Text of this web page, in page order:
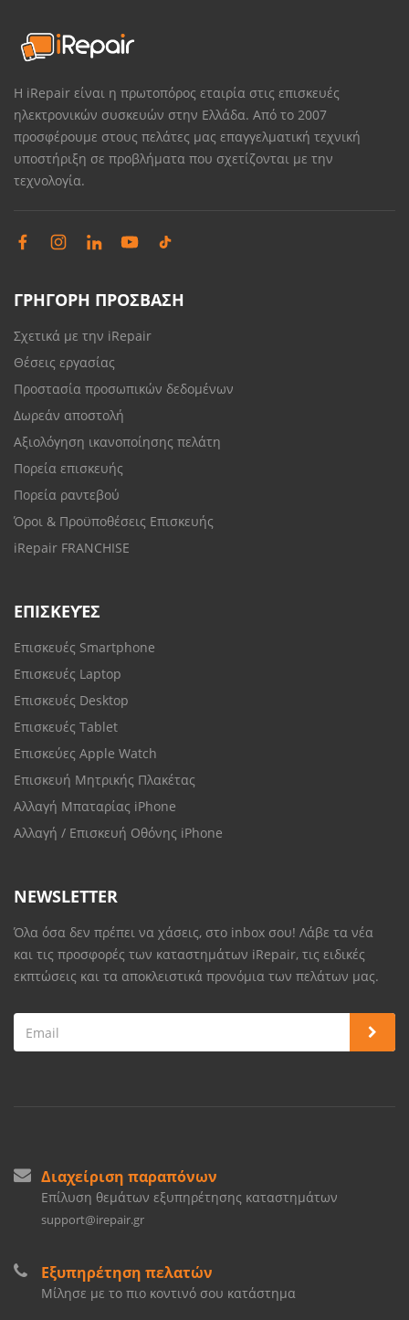
Η iRepair είναι η πρωτοπόρος εταιρία στις επισκευές
ηλεκτρονικών συσκευών στην Ελλάδα. Από το 2007
προσφέρουμε στους πελάτες μας επαγγελματική τεχνική
υποστήριξη σε προβλήματα που σχετίζονται με την
τεχνολογία.
ΓΡΗΓΟΡΗ ΠΡΟΣΒΑΣΗ
Σχετικά με την iRepair
Θέσεις εργασίας
Προστασία προσωπικών δεδομένων
Δωρεάν αποστολή
Αξιολόγηση ικανοποίησης πελάτη
Πορεία επισκευής
Πορεία ραντεβού
Όροι & Προϋποθέσεις Επισκευής
iRepair FRANCHISE
ΕΠΙΣΚΕΥΈΣ
Επισκευές Smartphone
Επισκευές Laptop
Επισκευές Desktop
Επισκευές Tablet
Επισκεύες Apple Watch
Επισκευή Μητρικής Πλακέτας
Αλλαγή Μπαταρίας iPhone
Αλλαγή / Επισκευή Οθόνης iPhone
NEWSLETTER
Όλα όσα δεν πρέπει να χάσεις, στο inbox σου! Λάβε τα νέα
και τις προσφορές των καταστημάτων iRepair, τις ειδικές
εκπτώσεις και τα αποκλειστικά προνόμια των πελάτων μας.
Διαχείριση παραπόνων
Επίλυση θεμάτων εξυπηρέτησης καταστημάτων
support@irepair.gr
Εξυπηρέτηση πελατών
Μίλησε με το πιο κοντινό σου κατάστημα